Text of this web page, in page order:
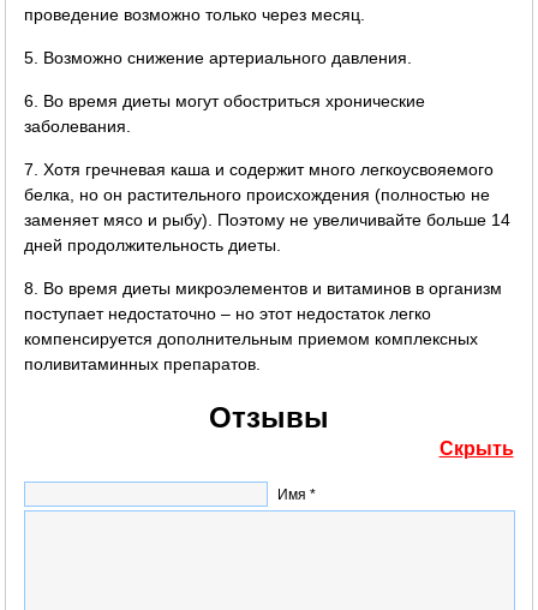
проведение возможно только через месяц.
5. Возможно снижение артериального давления.
6. Во время диеты могут обостриться хронические
заболевания.
7. Хотя гречневая каша и содержит много легкоусвояемого
белка, но он растительного происхождения (полностью не
заменяет мясо и рыбу). Поэтому не увеличивайте больше 14
дней продолжительность диеты.
8. Во время диеты микроэлементов и витаминов в организм
поступает недостаточно – но этот недостаток легко
компенсируется дополнительным приемом комплексных
поливитаминных препаратов.
Отзывы
Скрыть
Имя *